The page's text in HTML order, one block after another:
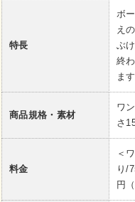
特長
ボ
え
ぶ
終
ま
商品規格・素材
ワ
さ
料金
＜
り/
円